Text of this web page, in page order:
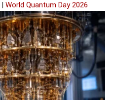
| World Quantum Day 2026